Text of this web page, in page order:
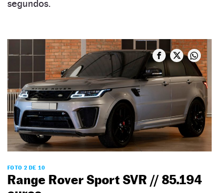
segundos.
FOTO 2 DE 10
Range Rover Sport SVR // 85.194